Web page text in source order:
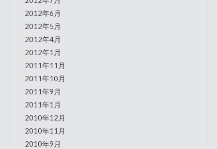
2012年6月
2012年5月
2012年4月
2012年1月
2011年11月
2011年10月
2011年9月
2011年1月
2010年12月
2010年11月
2010年9月